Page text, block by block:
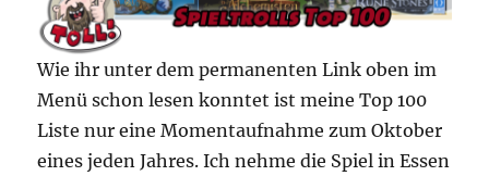
Wie ihr unter dem permanenten Link oben im
Menü schon lesen konntet ist meine Top 100
Liste nur eine Momentaufnahme zum Oktober
eines jeden Jahres. Ich nehme die Spiel in Essen